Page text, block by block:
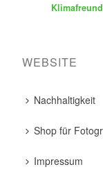
WEBSITE
Nachhaltigkeit
Shop für
Impressum